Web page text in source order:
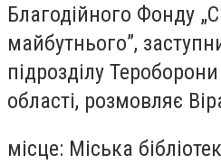
Благодійного Фонду
майбутнього”,
підрозділу
області, розмовляє
місце: Міська